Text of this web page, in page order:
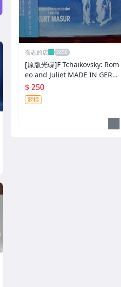
喬志的店
[原版光碟]F Tchaikovsky: Rom
eo and Juliet MADE IN GERM
ANY
$ 250
競標